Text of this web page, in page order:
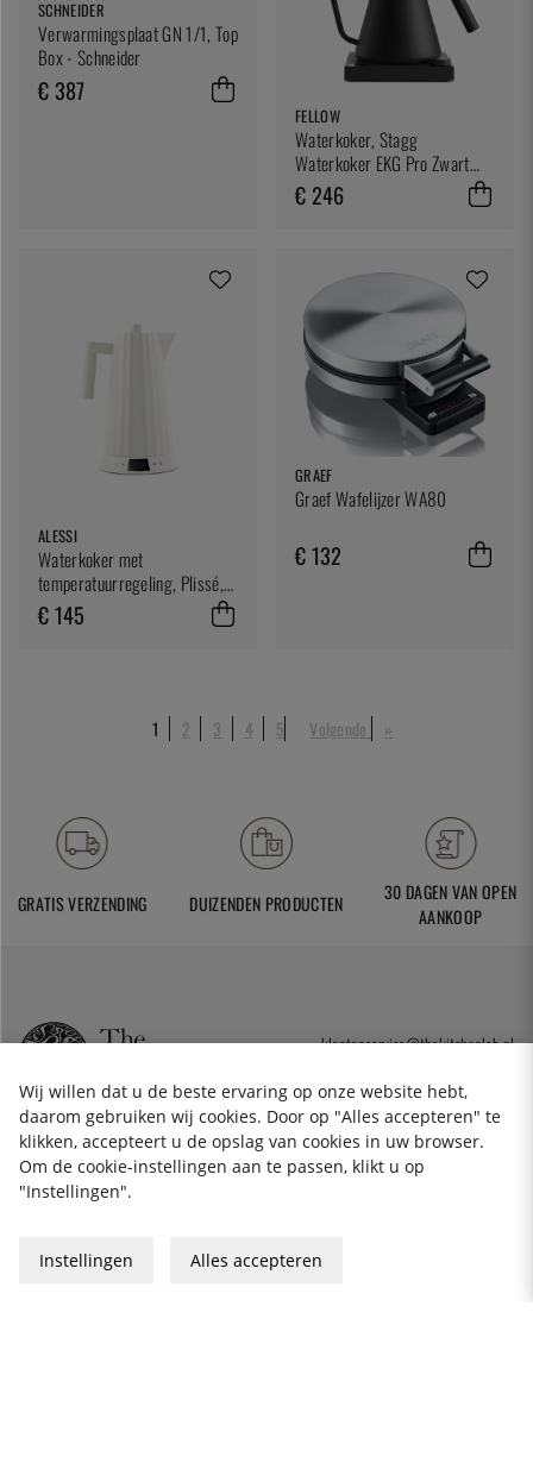
SCHNEIDER
Verwarmingsplaat GN 1/1, Top
Box - Schneider
€ 387
FELLOW
Waterkoker, Stagg
Waterkoker EKG Pro Zwart
0.9L - Collega
€ 246
ALESSI
Waterkoker met
temperatuurregeling, Plissé,
Wit - Alessi
€ 145
GRAEF
Graef Wafelijzer WA80
€ 132
1 2 3 4 5 Volgende »
GRATIS VERZENDING DUIZENDEN PRODUCTEN
30 DAGEN VAN OPEN
AANKOOP
klantenservice@thekitchenlab.nl
NIEUWSBRIEF
Privacybeleid
Wij willen dat u de beste ervaring op onze website hebt,
daarom gebruiken wij cookies. Door op "Alles accepteren" te
klikken, accepteert u de opslag van cookies in uw browser.
Om de cookie-instellingen aan te passen, klikt u op
"Instellingen".
Instellingen Alles accepteren